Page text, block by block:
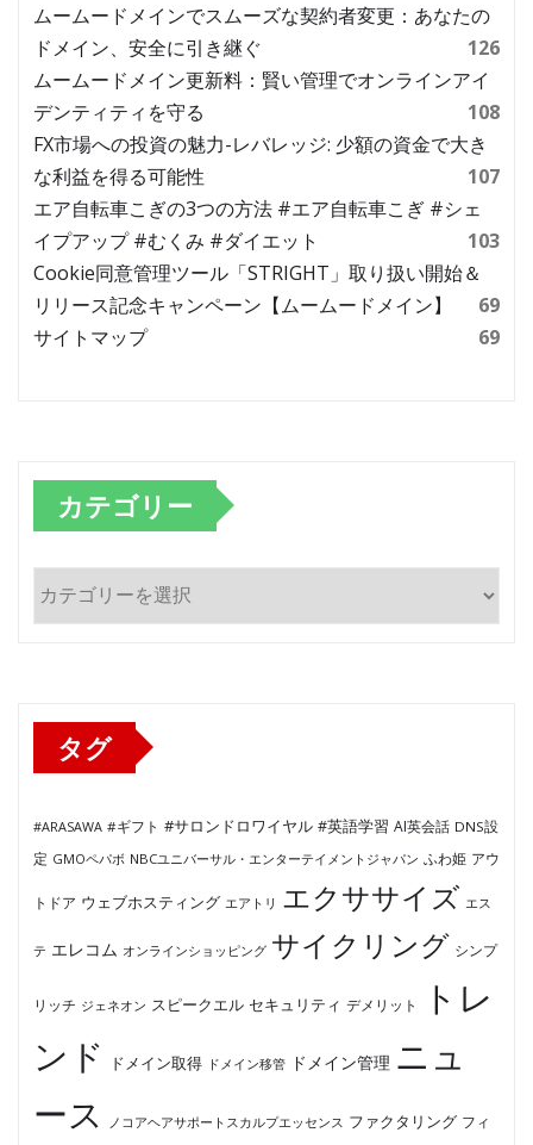
ムームードメインでスムーズな契約者変更：あなたの
ドメイン、安全に引き継ぐ
126
ムームードメイン更新料：賢い管理でオンラインアイ
デンティティを守る
108
FX市場への投資の魅力-レバレッジ: 少額の資金で大き
な利益を得る可能性
107
エア自転車こぎの3つの方法 #エア自転車こぎ #シェ
イプアップ #むくみ #ダイエット
103
Cookie同意管理ツール「STRIGHT」取り扱い開始＆
リリース記念キャンペーン【ムームードメイン】
69
サイトマップ
69
カテゴリー
カ
テ
タグ
#ARASAWA #ギフト #サロンドロワイヤル #英語学習 AI英会話 DNS設
定 GMOペパボ NBCユニバーサル・エンターテイメントジャパン ふわ姫 アウ
トドア ウェブホスティング エアトリ エクササイズ エス
テ エレコム オンラインショッピング サイクリング シンプ
リッチ ジェネオン スピークエル セキュリティ デメリット
トレ
ンド
ドメイン取得 ドメイン移管 ドメイン管理 ニュ
ース
ノコアヘアサポートスカルプエッセンス ファクタリング フィ